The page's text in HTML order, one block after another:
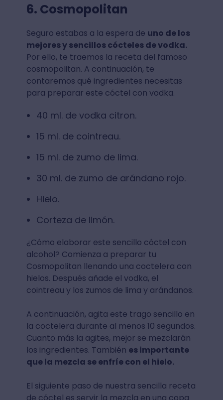
6. Cosmopolitan
Seguro estabas a la espera de uno de los
mejores y sencillos cócteles de vodka.
Por ello, te traemos la receta del famoso
cosmopolitan. A continuación, te
contaremos qué ingredientes necesitas
para preparar este cóctel con vodka⁣.
40 ml. de vodka citron⁣.
15 ml. de cointreau⁣.
15 ml. de zumo de lima⁣.
⁣30 ml. de zumo de arándano rojo⁣.
Hielo⁣.
⁣Corteza de limón.
¿Cómo elaborar este sencillo cóctel con
alcohol? Comienza a preparar tu
Cosmopolitan llenando una coctelera con
hielos. Después añade el vodka, el
cointreau y los zumos de lima y arándanos.⁣
A continuación, agita este trago sencillo en
la coctelera durante al menos 10 segundos.
Cuanto más la agites, mejor se mezclarán
los ingredientes. También es importante
que la mezcla se enfríe con el hielo.⁣⁣
El siguiente paso de nuestra sencilla receta
de cóctel es servir la mezcla en una copa